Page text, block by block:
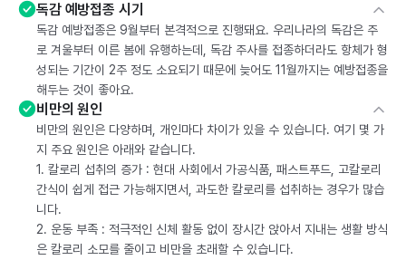
독감 예방접종 시기
독감 예방접종은 9월부터 본격적으로 진행돼요. 우리나라의 독감은 주
로 겨울부터 이른 봄에 유행하는데, 독감 주사를 접종하더라도 항체가 형
성되는 기간이 2주 정도 소요되기 때문에 늦어도 11월까지는 예방접종을
해두는 것이 좋아요.
비만의 원인
비만의 원인은 다양하며, 개인마다 차이가 있을 수 있습니다. 여기 몇 가
지 주요 원인은 아래와 같습니다.
1. 칼로리 섭취의 증가 : 현대 사회에서 가공식품, 패스트푸드, 고칼로리
간식이 쉽게 접근 가능해지면서, 과도한 칼로리를 섭취하는 경우가 많습
니다.
2. 운동 부족 : 적극적인 신체 활동 없이 장시간 앉아서 지내는 생활 방식
은 칼로리 소모를 줄이고 비만을 초래할 수 있습니다.